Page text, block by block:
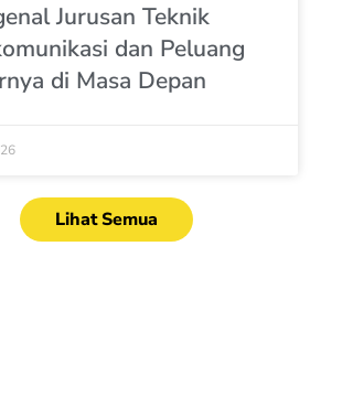
Jurusan Teknik
dan Peluang
di Masa Depan
Lihat Semua